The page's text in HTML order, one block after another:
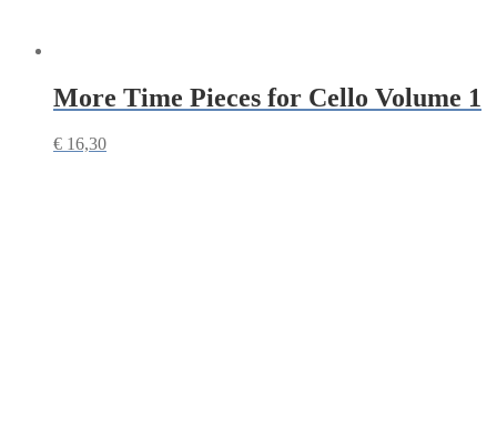
More Time Pieces for Cello Volume 1
€ 16,30